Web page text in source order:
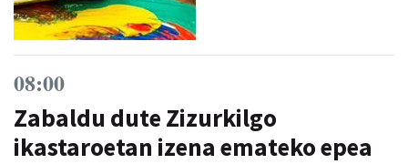
08:00
Zabaldu dute Zizurkilgo
ikastaroetan izena emateko epea